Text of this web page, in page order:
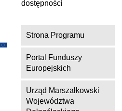
dostępności
Strona Programu
Portal Funduszy
Europejskich
Urząd Marszałkowski
Województwa